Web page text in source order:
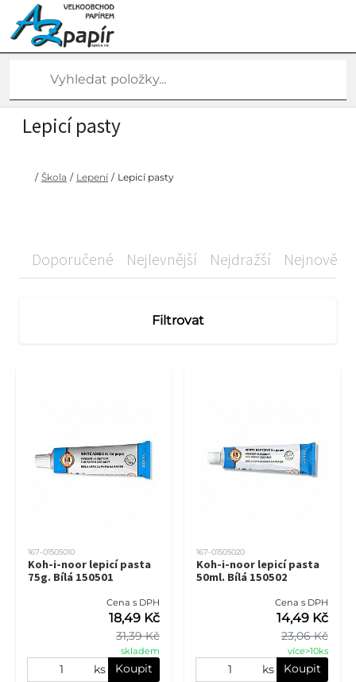
Lepicí pasty
/ Škola / Lepení / Lepicí pasty
Doporučené Nejlevnější Nejdražší Nejnovější
Filtrovat
167-01505010
Koh-i-noor lepicí pasta
75g. Bílá 150501
Cena s DPH
31,39 Kč
18,49 Kč
skladem
ks Koupit
167-01505020
Koh-i-noor lepicí pasta
50ml. Bílá 150502
Cena s DPH
23,06 Kč
14,49 Kč
více>10ks
ks Koupit